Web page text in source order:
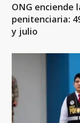
ONG enciende
penitenciaria:
y julio